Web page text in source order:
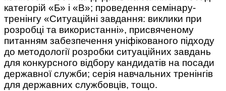
категорій «Б» і «В»; проведення семінару-
тренінгу «Ситуаційні завдання: виклики при
розробці та використанні», присвяченому
питанням забезпечення уніфікованого підходу
до методології розробки ситуаційних завдань
для конкурсного відбору кандидатів на посади
державної служби; серія навчальних тренінгів
для державних службовців, тощо.